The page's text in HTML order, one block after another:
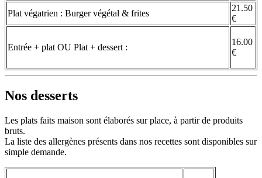
Plat végatrien : Burger végétal & frites
21.50
€
Entrée + plat OU Plat + dessert :
16.00
€
Nos desserts
Les plats faits maison sont élaborés sur place, à partir de produits
bruts.
La liste des allergènes présents dans nos recettes sont disponibles sur
simple demande.